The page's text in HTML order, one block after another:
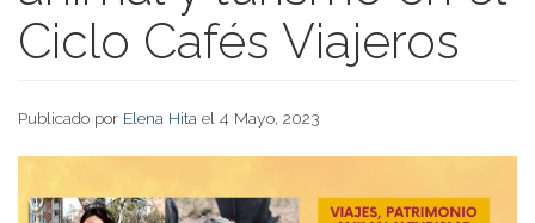
Ciclo Cafés Viajeros
Publicado por Elena Hita el 4 Mayo, 2023